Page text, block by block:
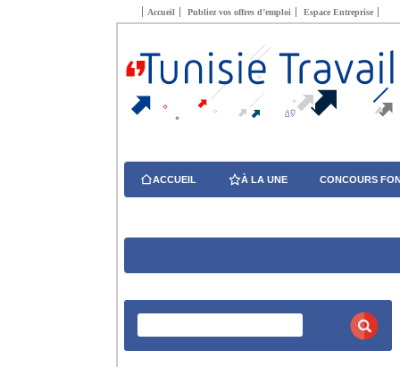
Accueil Publiez vos offres d’emploi Espace Entreprise
ACCUEIL À LA UNE CONCOURS